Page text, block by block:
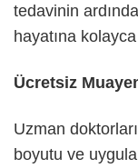
tedavinin
hayatına
Ücretsiz
Uzman
boyutu ve